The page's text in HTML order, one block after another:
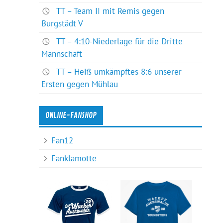
TT – Team II mit Remis gegen
Burgstädt V
TT – 4:10-Niederlage für die Dritte
Mannschaft
TT – Heiß umkämpftes 8:6 unserer
Ersten gegen Mühlau
ONLINE-FANSHOP
Fan12
Fanklamotte